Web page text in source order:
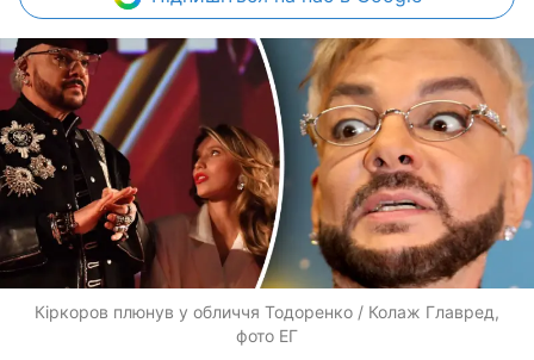
Кіркоров плюнув у обличчя Тодоренко / Колаж Главред,
фото ЕГ